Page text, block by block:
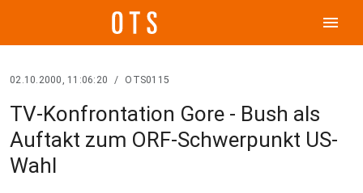
menu
02.10.2000, 11:06:20 / OTS0115
TV-Konfrontation Gore - Bush als
Auftakt zum ORF-Schwerpunkt US-
Wahl